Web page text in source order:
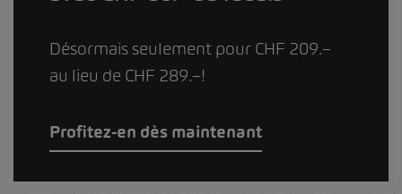
Désormais seulement pour CHF 209.–
au lieu de CHF 289.–!
Profitez-en dès maintenant